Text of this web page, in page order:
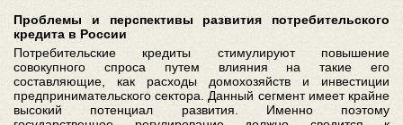
Проблемы и перспективы развития потребительского
кредита в России
Потребительские кредиты стимулируют повышение
совокупного спроса путем влияния на такие его
составляющие, как расходы домохозяйств и инвестиции
предпринимательского сектора. Данный сегмент имеет крайне
высокий потенциал развития. Именно поэтому